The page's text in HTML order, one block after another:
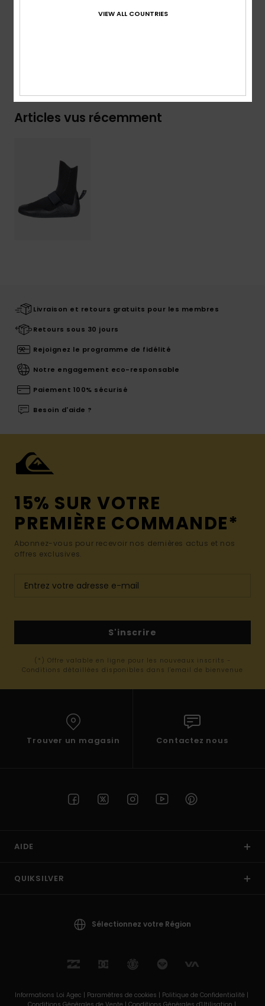
Articles vus récemment
Livraison et retours gratuits pour les membres
Retours sous 30 jours
Rejoignez le programme de fidélité
Notre engagement eco-responsable
Paiement 100% sécurisé
Besoin d'aide ?
15% SUR VOTRE
PREMIÈRE COMMANDE*
Abonnez-vous pour recevoir nos dernières actus et nos
offres exclusives.
S'inscrire
(*) Offre valable en ligne pour les nouveaux inscrits -
Conditions détaillées disponibles dans l'email de bienvenue
Trouver un magasin Contactez nous
AIDE
QUIKSILVER
Sélectionnez votre Région
Informations Loi Agec | Paramètres de cookies | Politique de Confidentialité |
VIEW ALL COUNTRIES